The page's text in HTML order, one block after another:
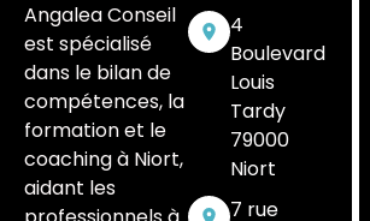
Angalea Conseil
est spécialisé
dans le bilan de
compétences, la
formation et le
coaching à Niort,
aidant les
4
Boulevard
Louis
Tardy
79000
Niort
7 rue